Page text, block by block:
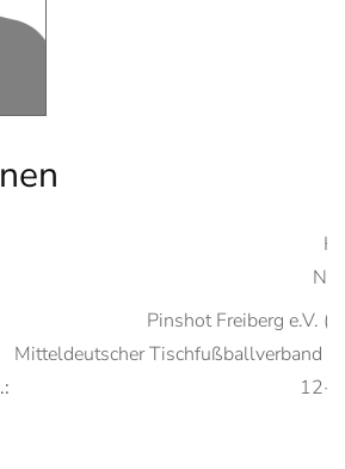
Pinshot Freiberg e.V.
Mitteldeutscher Tischfußballverband
12-